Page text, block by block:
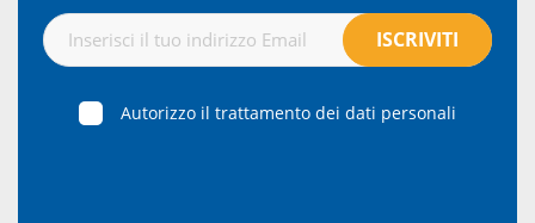
Autorizzo il trattamento dei dati personali